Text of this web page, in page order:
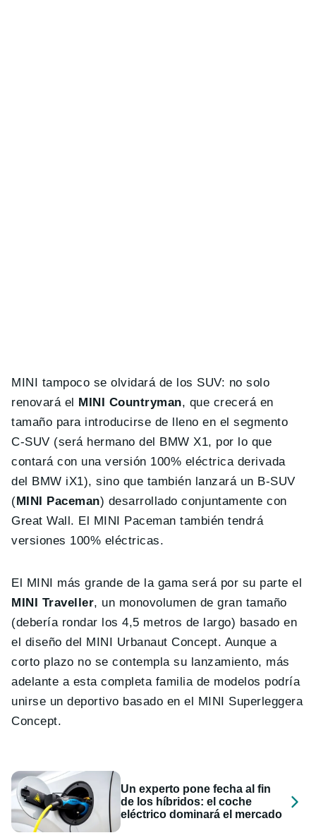
MINI tampoco se olvidará de los SUV: no solo
renovará el MINI Countryman, que crecerá en
tamaño para introducirse de lleno en el segmento
C-SUV (será hermano del BMW X1, por lo que
contará con una versión 100% eléctrica derivada
del BMW iX1), sino que también lanzará un B-SUV
(MINI Paceman) desarrollado conjuntamente con
Great Wall. El MINI Paceman también tendrá
versiones 100% eléctricas.
El MINI más grande de la gama será por su parte el
MINI Traveller, un monovolumen de gran tamaño
(debería rondar los 4,5 metros de largo) basado en
el diseño del MINI Urbanaut Concept. Aunque a
corto plazo no se contempla su lanzamiento, más
adelante a esta completa familia de modelos podría
unirse un deportivo basado en el MINI Superleggera
Concept.
Un experto pone fecha al fin
de los híbridos: el coche
eléctrico dominará el mercado